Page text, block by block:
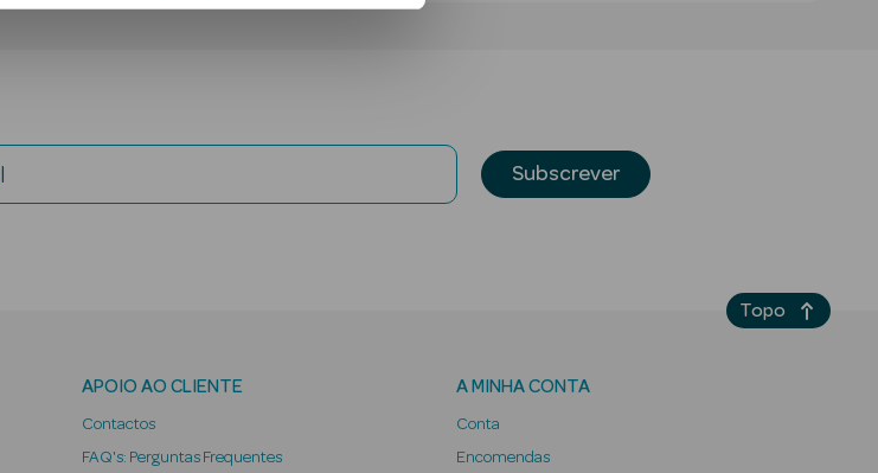
Subscrever
APOIO AO CLIENTE
Contactos
FAQ's: Perguntas Frequentes
A MINHA CONTA
Conta
Encomendas
Topo